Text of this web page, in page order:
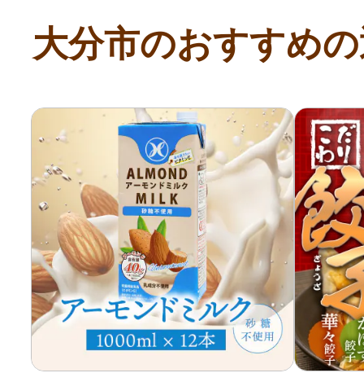
ふるさと納税の基礎知識
自治体直営サイト特集
はじめるバイブルとは
よくあるご質問
問い合わせ
大分市のおすすめ